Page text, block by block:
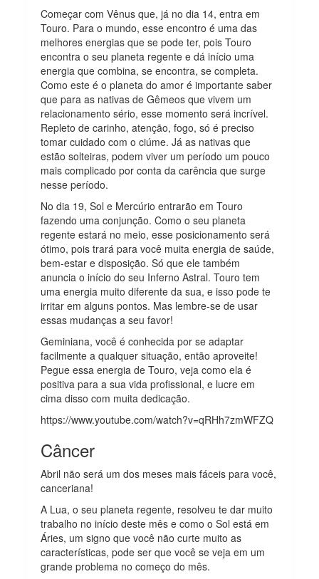
Começar com Vênus que, já no dia 14, entra em
Touro. Para o mundo, esse encontro é uma das
melhores energias que se pode ter, pois Touro
encontra o seu planeta regente e dá início uma
energia que combina, se encontra, se completa.
Como este é o planeta do amor é importante saber
que para as nativas de Gêmeos que vivem um
relacionamento sério, esse momento será incrível.
Repleto de carinho, atenção, fogo, só é preciso
tomar cuidado com o ciúme. Já as nativas que
estão solteiras, podem viver um período um pouco
mais complicado por conta da carência que surge
nesse período.
No dia 19, Sol e Mercúrio entrarão em Touro
fazendo uma conjunção. Como o seu planeta
regente estará no meio, esse posicionamento será
ótimo, pois trará para você muita energia de saúde,
bem-estar e disposição. Só que ele também
anuncia o início do seu Inferno Astral. Touro tem
uma energia muito diferente da sua, e isso pode te
irritar em alguns pontos. Mas lembre-se de usar
essas mudanças a seu favor!
Geminiana, você é conhecida por se adaptar
facilmente a qualquer situação, então aproveite!
Pegue essa energia de Touro, veja como ela é
positiva para a sua vida profissional, e lucre em
cima disso com muita dedicação.
https://www.youtube.com/watch?v=qRHh7zmWFZQ
Câncer
Abril não será um dos meses mais fáceis para você,
canceriana!
A Lua, o seu planeta regente, resolveu te dar muito
trabalho no início deste mês e como o Sol está em
Áries, um signo que você não curte muito as
características, pode ser que você se veja em um
grande problema no começo do mês.